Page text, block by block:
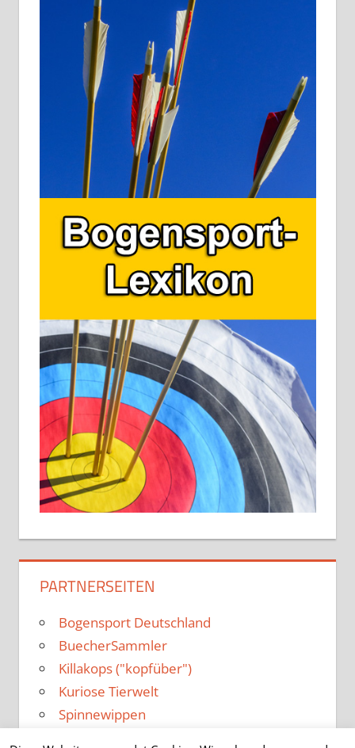
PARTNERSEITEN
Bogensport Deutschland
BuecherSammler
Killakops ("kopfüber")
Kuriose Tierwelt
Spinnewippen